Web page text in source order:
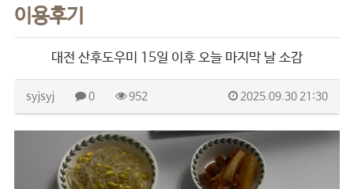
이용후기
대전 산후도우미 15일 이후 오늘 마지막 날 소감
syjsyj 0 952 2025.09.30 21:30